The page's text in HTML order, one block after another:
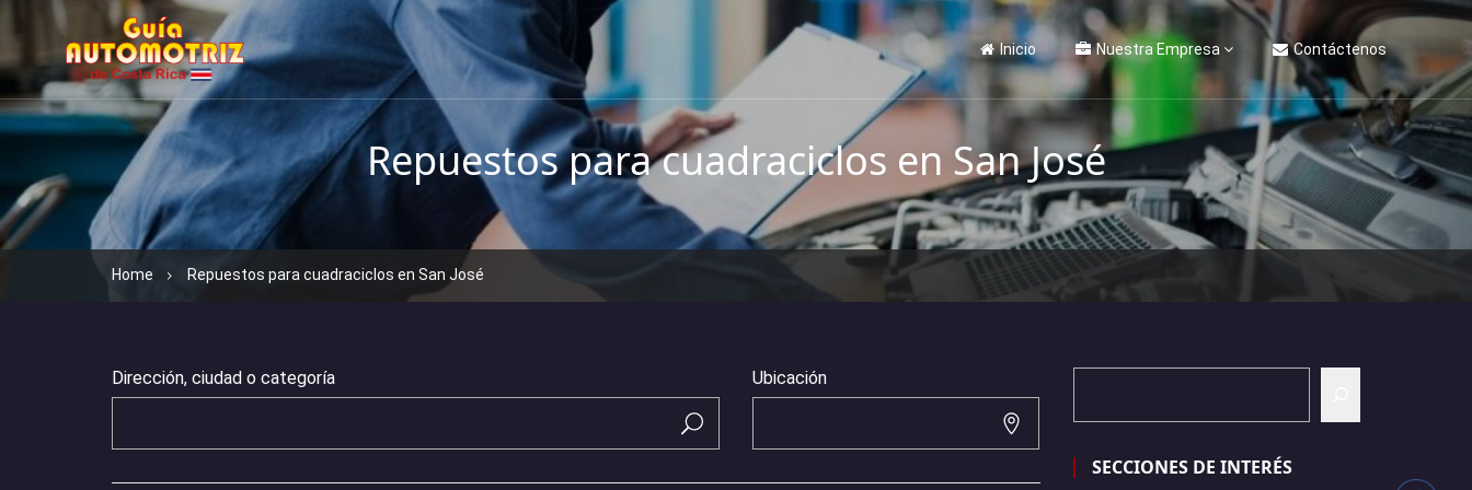
Inicio Nuestra Empresa Contáctenos
Repuestos para cuadraciclos en San José
Home Repuestos para cuadraciclos en San José
Dirección, ciudad o categoría Ubicación
SECCIONES DE INTERÉS